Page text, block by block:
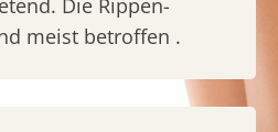
Die Rippen-
meist betroffen .